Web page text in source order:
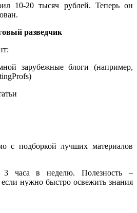
10-20 тысяч рублей. Теперь он
разведчик
зарубежные блоги (например,
с подборкой лучших материалов
часа в неделю. Полезность –
нужно быстро освежить знания